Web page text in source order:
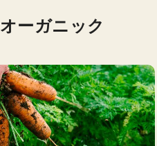
オーガニック